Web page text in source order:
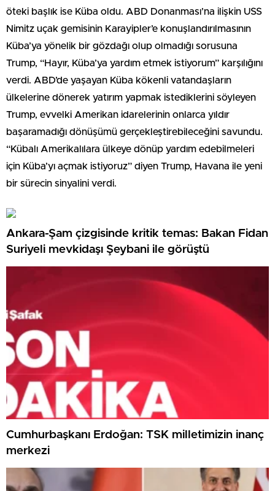
öteki başlık ise Küba oldu. ABD Donanması’na ilişkin USS
Nimitz uçak gemisinin Karayipler’e konuşlandırılmasının
Küba’ya yönelik bir gözdağı olup olmadığı sorusuna
Trump, “Hayır, Küba’ya yardım etmek istiyorum” karşılığını
verdi. ABD’de yaşayan Küba kökenli vatandaşların
ülkelerine dönerek yatırım yapmak istediklerini söyleyen
Trump, evvelki Amerikan idarelerinin onlarca yıldır
başaramadığı dönüşümü gerçekleştirebileceğini savundu.
“Kübalı Amerikalılara ülkeye dönüp yardım edebilmeleri
için Küba’yı açmak istiyoruz” diyen Trump, Havana ile yeni
bir sürecin sinyalini verdi.
Ankara-Şam çizgisinde kritik temas: Bakan Fidan
Suriyeli mevkidaşı Şeybani ile görüştü
Cumhurbaşkanı Erdoğan: TSK milletimizin inanç
merkezi